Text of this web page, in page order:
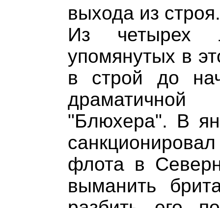
выхода из строя.
Из четырех
упомянутых в
в строй до
"Блюхера". В
флота в
выманить